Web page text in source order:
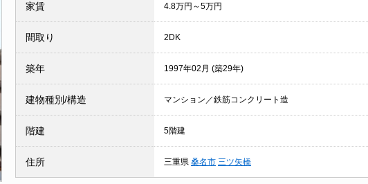
家賃 4.8万円～5万円
間取り 2DK
築年 1997年02月 (築29年)
建物種別/構造 マンション／鉄筋コンクリート造
階建 5階建
住所 三重県 桑名市 三ツ矢橋